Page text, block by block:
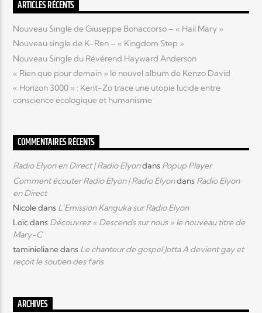
Elyon Kids
ARTICLES RÉCENTS
Nouveau Single de Giuseppe Bonaccorso – « Hail Mary »
Nouveau single de K-Ren – « Kingdom Step »
Nouveau Single du Révérend Hayward Anderson
« Rien que pour demain » le nouvel album de Kenzo David
« Horizon 3000 » : Kent-Zo trace une utopie lucide entre
conscience écologique et humanisme
COMMENTAIRES RÉCENTS
Radio Elyon en Direct | Radio Elyondans Popup Player
Comment écouter Radio Elyon | Radio Elyondans Radio Elyon
en Direct
Nicoledans L’Emission Kanguka sur Radio Elyon
Loïcdans Découvrez « Descends sur nous » le nouveau titre de
Mary-C
taminielianedans Le chanteur de gospel Jotta A devient gay et
reçoit le soutien des fans
ARCHIVES